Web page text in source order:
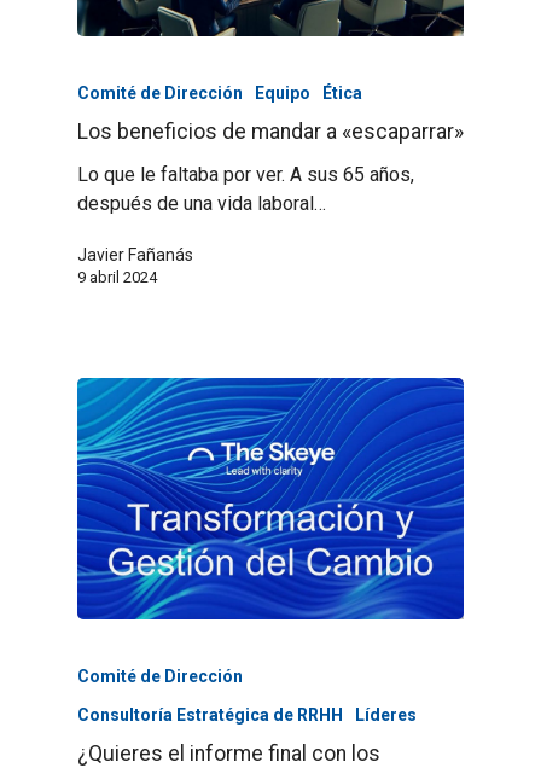
Comité de Dirección Equipo Ética
Los beneficios de mandar a «escaparrar»
Lo que le faltaba por ver. A sus 65 años,
después de una vida laboral…
Javier Fañanás
9 abril 2024
Comité de Dirección
Consultoría Estratégica de RRHH
Líderes
¿Quieres el informe final con los